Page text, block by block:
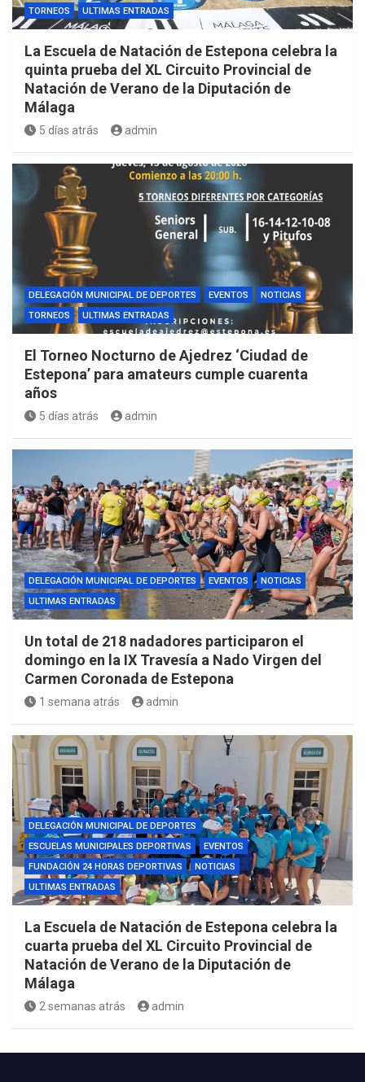
TORNEOS
ULTIMAS ENTRADAS
La Escuela de Natación de Estepona celebra la
quinta prueba del XL Circuito Provincial de
Natación de Verano de la Diputación de
Málaga
5 días atrás admin
DELEGACIÓN MUNICIPAL DE DEPORTES EVENTOS
NOTICIAS
TORNEOS
ULTIMAS ENTRADAS
El Torneo Nocturno de Ajedrez ‘Ciudad de
Estepona’ para amateurs cumple cuarenta
años
5 días atrás admin
DELEGACIÓN MUNICIPAL DE DEPORTES EVENTOS
NOTICIAS
ULTIMAS ENTRADAS
Un total de 218 nadadores participaron el
domingo en la IX Travesía a Nado Virgen del
Carmen Coronada de Estepona
1 semana atrás admin
DELEGACIÓN MUNICIPAL DE DEPORTES
ESCUELAS MUNICIPALES DEPORTIVAS
EVENTOS
FUNDACIÓN 24 HORAS DEPORTIVAS
NOTICIAS
ULTIMAS ENTRADAS
La Escuela de Natación de Estepona celebra la
cuarta prueba del XL Circuito Provincial de
Natación de Verano de la Diputación de
Málaga
2 semanas atrás admin